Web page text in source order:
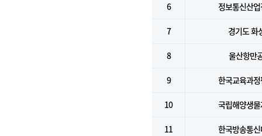
6 정보통신산
7 경기도 화
8 울산항만
9 한국교육과
10 국립해양생
11 한국방송통